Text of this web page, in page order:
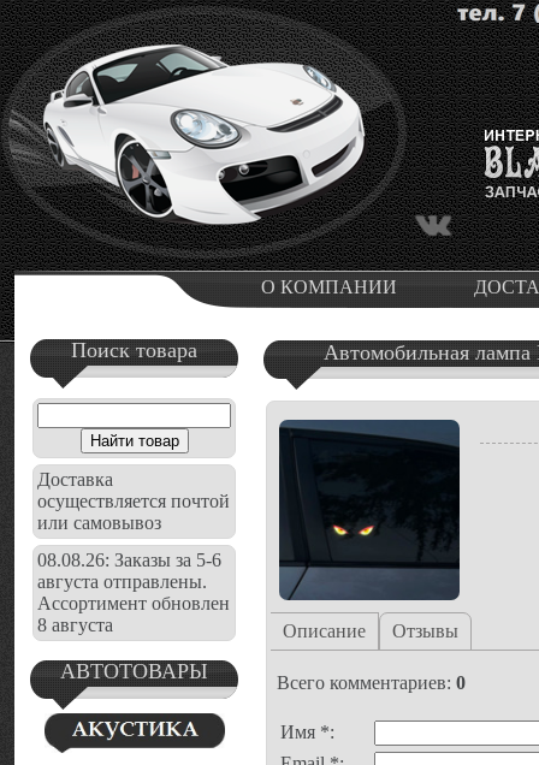
О КОМПАНИИ
Поиск товара
Доставка
осуществляется почтой
или самовывоз
08.08.26: Заказы за 5-6
августа отправлены.
Ассортимент обновлен
8 августа
АВТОТОВАРЫ
Автомобильная лампа
Описание Отзывы
Всего комментариев: 0
Имя *: